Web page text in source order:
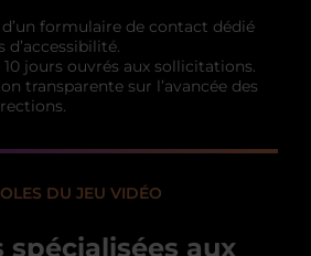
formulaire de contact dédié
d’accessibilité.
10 jours ouvrés aux sollicitations.
transparente sur l’avancée des
DU JEU VIDÉO
spécialisées aux